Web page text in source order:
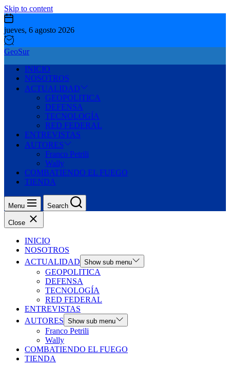
Skip to content
jueves, 6 agosto 2026
GeoSur
INICIO
NOSOTROS
ACTUALIDAD
GEOPOLITICA
DEFENSA
TECNOLOGÍA
RED FEDERAL
ENTREVISTAS
AUTORES
Franco Petrili
Wally
COMBATIENDO EL FUEGO
TIENDA
Menu Search
Close
INICIO
NOSOTROS
ACTUALIDAD Show sub menu
GEOPOLITICA
DEFENSA
TECNOLOGÍA
RED FEDERAL
ENTREVISTAS
AUTORES Show sub menu
Franco Petrili
Wally
COMBATIENDO EL FUEGO
TIENDA